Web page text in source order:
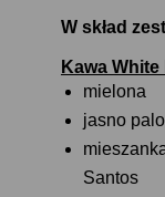
W skład
Kawa
mielona
jasno
Santos